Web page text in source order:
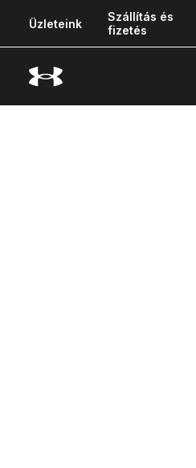
Üzleteink
Szállítás és
fizetés